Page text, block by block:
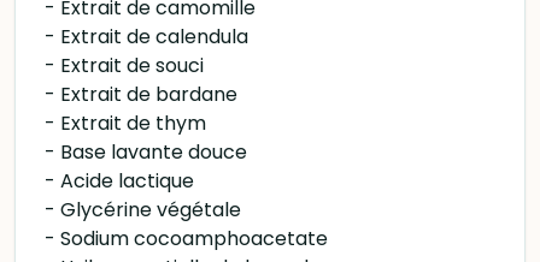
- Extrait de camomille
- Extrait de calendula
- Extrait de souci
- Extrait de bardane
- Extrait de thym
- Base lavante douce
- Acide lactique
- Glycérine végétale
- Sodium cocoamphoacetate